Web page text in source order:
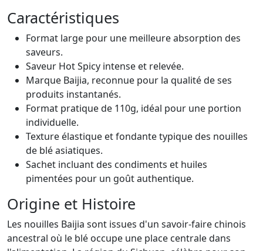
Caractéristiques
Format large pour une meilleure absorption des
saveurs.
Saveur Hot Spicy intense et relevée.
Marque Baijia, reconnue pour la qualité de ses
produits instantanés.
Format pratique de 110g, idéal pour une portion
individuelle.
Texture élastique et fondante typique des nouilles
de blé asiatiques.
Sachet incluant des condiments et huiles
pimentées pour un goût authentique.
Origine et Histoire
Les nouilles Baijia sont issues d'un savoir-faire chinois
ancestral où le blé occupe une place centrale dans